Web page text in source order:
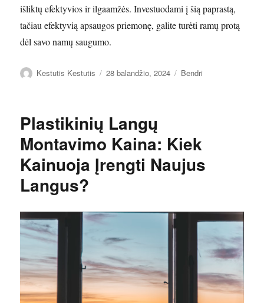
išliktų efektyvios ir ilgaamžės. Investuodami į šią paprastą,
tačiau efektyvią apsaugos priemonę, galite turėti ramų protą
dėl savo namų saugumo.
Autorius
Kestutis Kestutis Paskelbta
28 balandžio, 2024 Kategorijos
Bendri
Plastikinių Langų
Montavimo Kaina: Kiek
Kainuoja Įrengti Naujus
Langus?